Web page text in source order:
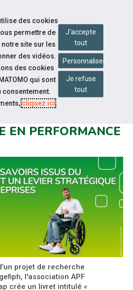
HANDICAP
EN PERFORMANCE
projet de recherche
l'association APF
crée un livret intitulé «
des cookies
permettre de
site sur les
des vidéos.
des cookies
qui sont
consentement.
cliquez ici.
J'accepte
tout
Personnaliser
Je refuse
tout